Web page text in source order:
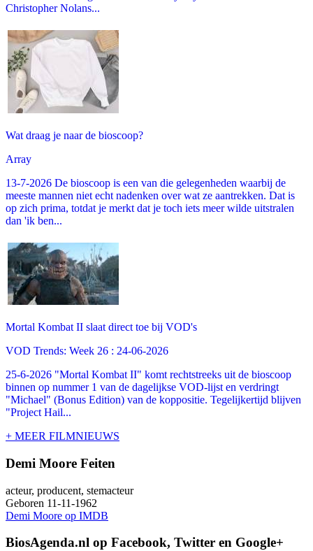
Christopher Nolans...
Wat draag je naar de bioscoop?
Array
13-7-2026 De bioscoop is een van die gelegenheden waarbij de
meeste mannen niet echt nadenken over wat ze aantrekken. Dat is
op zich prima, totdat je merkt dat je toch iets meer wilde uitstralen
dan 'ik ben...
Mortal Kombat II slaat direct toe bij VOD's
VOD Trends: Week 26 : 24-06-2026
25-6-2026 "Mortal Kombat II" komt rechtstreeks uit de bioscoop
binnen op nummer 1 van de dagelijkse VOD-lijst en verdringt
"Michael" (Bonus Edition) van de koppositie. Tegelijkertijd blijven
"Project Hail...
+ MEER FILMNIEUWS
Demi Moore Feiten
acteur, producent, stemacteur
Geboren 11-11-1962
Demi Moore op IMDB
BiosAgenda.nl op Facebook, Twitter en Google+